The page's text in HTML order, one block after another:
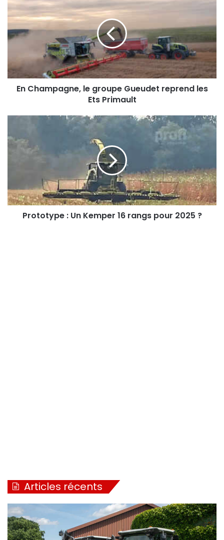
Champagne,
le
groupe
Gueudet
Ets
Primault
En Champagne, le groupe Gueudet reprend les
Ets Primault
Un
Kemper
2025
?
Prototype : Un Kemper 16 rangs pour 2025 ?
Articles récents